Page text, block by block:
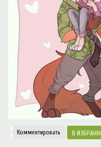
Комментировать